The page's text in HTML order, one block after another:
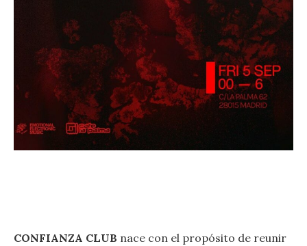
CONFIANZA CLUB nace con el propósito de reunir